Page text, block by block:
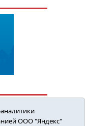
ООО "Яндекс"